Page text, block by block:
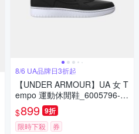
8/6 UA品牌日3折起
【UNDER ARMOUR】UA 女 T
empo 運動休閒鞋_6005796-0
01
$899 9折
限時下殺 券